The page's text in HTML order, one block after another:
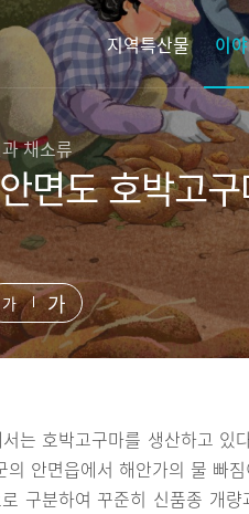
지역특산물 이
채소류
면도 호박고
가 가
는 호박고구마를 생산하고 있
안면읍에서 해안가의 물 빠
로 구분하여 꾸준히 신품종 개